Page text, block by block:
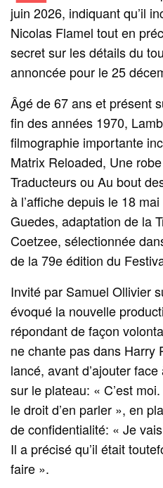
juin 2026, indiquant qu’il
Nicolas Flamel tout en
secret sur les détails du
annoncée pour le 25
Âgé de 67 ans et présent
fin des années 1970,
filmographie importante
Matrix Reloaded, Une
Traducteurs ou Au bout
à l’affiche depuis le 18
Guedes, adaptation de la
Coetzee, sélectionnée
de la 79e édition du
Invité par Samuel Ollivier
évoqué la nouvelle
répondant de façon
ne chante pas dans Harry
lancé, avant d’ajouter
sur le plateau: « C’est
le droit d’en parler », en
de confidentialité: « Je
Il a précisé qu’il était
faire ».